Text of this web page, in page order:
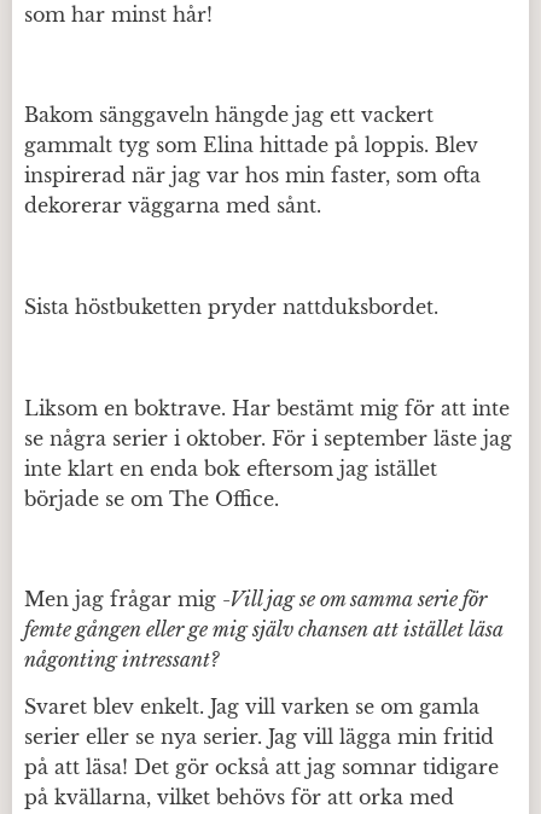
som har minst hår!
Bakom sänggaveln hängde jag ett vackert
gammalt tyg som Elina hittade på loppis. Blev
inspirerad när jag var hos min faster, som ofta
dekorerar väggarna med sånt.
Sista höstbuketten pryder nattduksbordet.
Liksom en boktrave. Har bestämt mig för att inte
se några serier i oktober. För i september läste jag
inte klart en enda bok eftersom jag istället
började se om The Office.
Men jag frågar mig -Vill jag se om samma serie för
femte gången eller ge mig själv chansen att istället läsa
någonting intressant?
Svaret blev enkelt. Jag vill varken se om gamla
serier eller se nya serier. Jag vill lägga min fritid
på att läsa! Det gör också att jag somnar tidigare
på kvällarna, vilket behövs för att orka med